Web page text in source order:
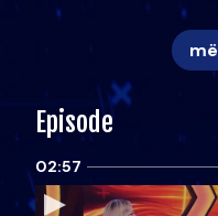
Episode
02:57